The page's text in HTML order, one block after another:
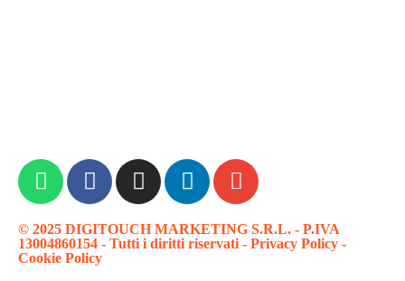
© 2025 DIGITOUCH MARKETING S.R.L. - P.IVA
13004860154 - Tutti i diritti riservati - Privacy Policy -
Cookie Policy